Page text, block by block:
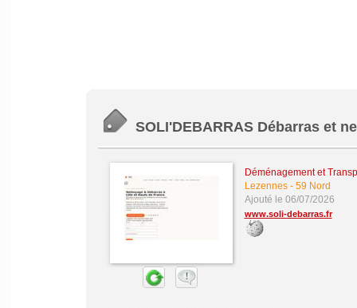
SOLI'DEBARRAS Débarras et
Déménagement et
Lezennes- 59 Nord
Ajouté le 06/07/2026
www.soli-debarras.fr